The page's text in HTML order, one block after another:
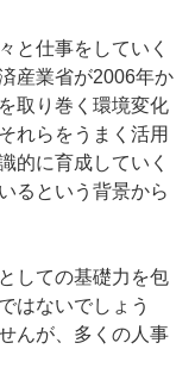
と仕事をしていく
産業省が2006年か
取り巻く環境変化
れらをうまく活用
的に育成していく
るという背景から
しての基礎力を包
はないでしょう
んが、多くの人事